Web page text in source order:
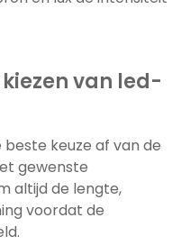
van led-
keuze af van de
gewenste
altijd de lengte,
voordat de